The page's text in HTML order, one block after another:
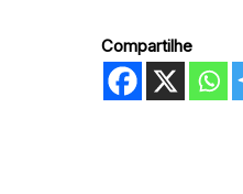
Compartilhe